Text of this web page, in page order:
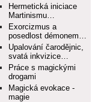
Hermetická iniciace
Martinismu…
Exorcizmus a
posedlost démonem…
Upalování čarodějnic,
svatá inkvizice…
Práce s magickými
drogami
Magická evokace -
magie